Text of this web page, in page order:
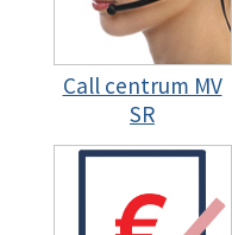
Call centrum MV
SR